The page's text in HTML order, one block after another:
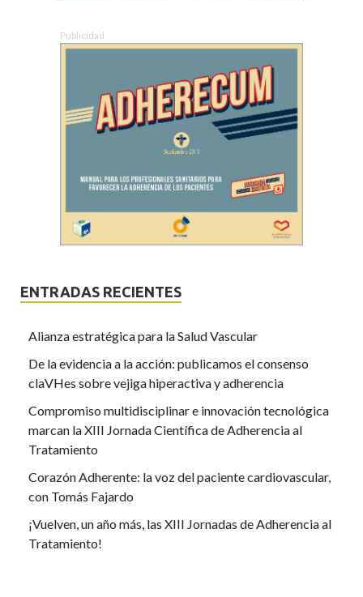
Publicidad
ENTRADAS RECIENTES
Alianza estratégica para la Salud Vascular
De la evidencia a la acción: publicamos el consenso
claVHes sobre vejiga hiperactiva y adherencia
Compromiso multidisciplinar e innovación tecnológica
marcan la XIII Jornada Científica de Adherencia al
Tratamiento
Corazón Adherente: la voz del paciente cardiovascular,
con Tomás Fajardo
¡Vuelven, un año más, las XIII Jornadas de Adherencia al
Tratamiento!